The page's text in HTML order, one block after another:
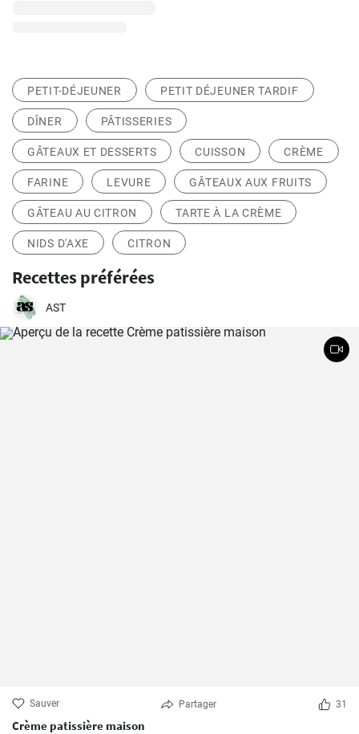
PETIT-DÉJEUNER PETIT DÉJEUNER TARDIF
DÎNER PÂTISSERIES
GÂTEAUX ET DESSERTS CUISSON CRÈME
FARINE LEVURE GÂTEAUX AUX FRUITS
GÂTEAU AU CITRON TARTE À LA CRÈME
NIDS D'AXE CITRON
Recettes préférées
AST
Sauver Partager 31
Crème patissière maison